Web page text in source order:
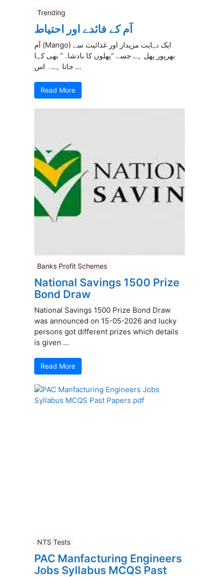
Trending
آم کے فائدے اور احتیاط
آم (Mango) ایک نہایت مزیدار اور غذائیت سے
بھرپور پھل ہے جسے “پھلوں کا بادشاہ” بھی کہا
جاتا ہے۔ اس ...
Read More
Banks Profit Schemes
National Savings 1500 Prize
Bond Draw
National Savings 1500 Prize Bond Draw
was announced on 15-05-2026 and lucky
persons got different prizes which details
is given ...
Read More
NTS Tests
PAC Manfacturing Engineers
Jobs Syllabus MCQS Past